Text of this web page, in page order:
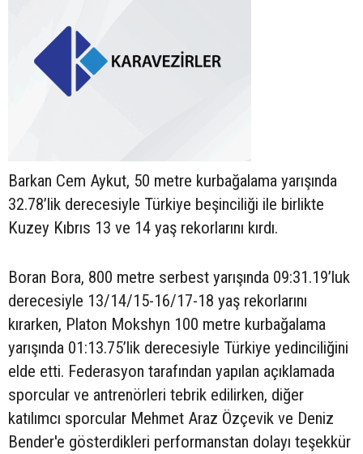
Barkan Cem Aykut, 50 metre kurbağalama yarışında
32.78’lik derecesiyle Türkiye beşinciliği ile birlikte
Kuzey Kıbrıs 13 ve 14 yaş rekorlarını kırdı.
Boran Bora, 800 metre serbest yarışında 09:31.19’luk
derecesiyle 13/14/15-16/17-18 yaş rekorlarını
kırarken, Platon Mokshyn 100 metre kurbağalama
yarışında 01:13.75’lik derecesiyle Türkiye yedinciliğini
elde etti. Federasyon tarafından yapılan açıklamada
sporcular ve antrenörleri tebrik edilirken, diğer
katılımcı sporcular Mehmet Araz Özçevik ve Deniz
Bender'e gösterdikleri performanstan dolayı teşekkür